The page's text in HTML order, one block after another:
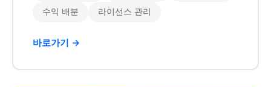
수익 배분 라이선스 관리
바로가기 →